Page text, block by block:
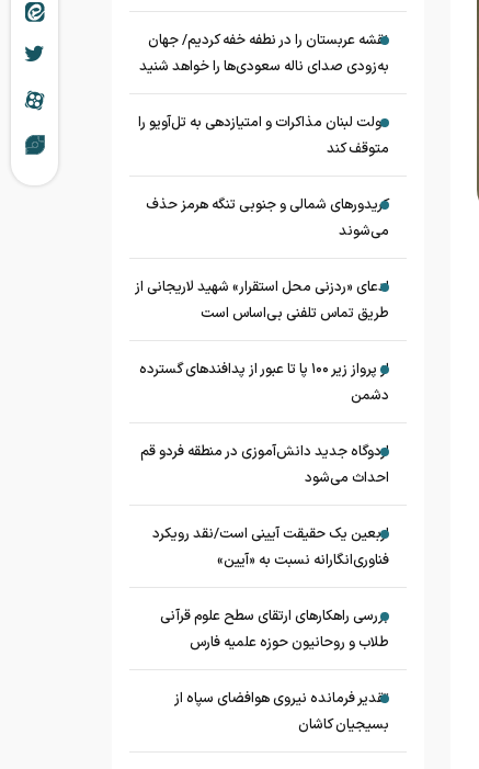
نقشه عربستان را در نطفه خفه کردیم/ جهان
به‌زودی صدای ناله سعودی‌ها را خواهد شنید
دولت لبنان مذاکرات و امتیازدهی به تل‌آویو را
متوقف کند
کریدورهای شمالی و جنوبی تنگه هرمز حذف
می‌شوند
ادعای «ردزنی محل استقرار» شهید لاریجانی از
طریق تماس تلفنی بی‌اساس است
از پرواز زیر ۱۰۰ پا تا عبور از پدافند‌های گسترده
دشمن
اردوگاه جدید دانش‌آموزی در منطقه فردو قم
احداث می‌شود
اربعین یک حقیقت آیینی است/نقد رویکرد
فناوری‌انگارانه نسبت به «آیین»
بررسی راهکارهای ارتقای سطح علوم قرآنی
طلاب و روحانیون حوزه علمیه فارس
تقدیر فرمانده نیروی هوافضای سپاه از
بسیجیان کاشان